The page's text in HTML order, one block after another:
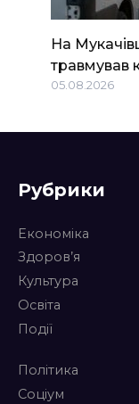
На
травмував
05.08.2026
Рубрики
Економіка
Здоров’я
Культура
Освіта
Події
Політика
Соціум